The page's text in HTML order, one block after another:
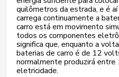
quilômetros da estrada, e é
carrega continuamente a
carro está em movimento
todos os componentes
significa que, enquanto a
baterias de carro é de 12
normalmente produzirá
eletricidade.